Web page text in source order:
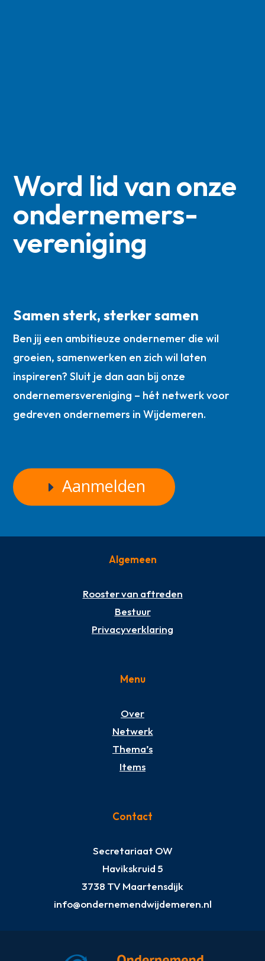
Word lid van onze
ondernemers­
vereniging
Samen sterk, sterker samen
Ben jij een ambitieuze ondernemer die wil
groeien, samenwerken en zich wil laten
inspireren? Sluit je dan aan bij onze
ondernemersvereniging – hét netwerk voor
gedreven ondernemers in Wijdemeren.
Aanmelden
Algemeen
Rooster van aftreden
Bestuur
Privacyverklaring
Menu
Over
Netwerk
Thema’s
Items
Contact
Secretariaat OW
Havikskruid 5
3738 TV Maartensdijk
info@ondernemendwijdemeren.nl